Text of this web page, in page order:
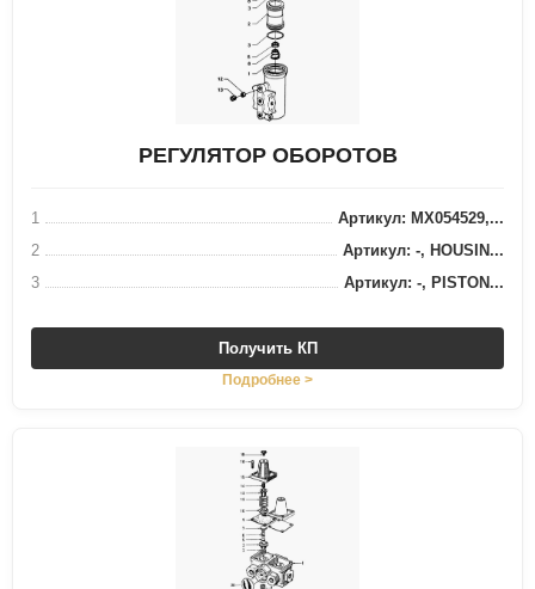
РЕГУЛЯТОР ОБОРОТОВ
1
Артикул: MX054529,...
2
Артикул: -, HOUSIN...
3
Артикул: -, PISTON...
Получить КП
Подробнее >